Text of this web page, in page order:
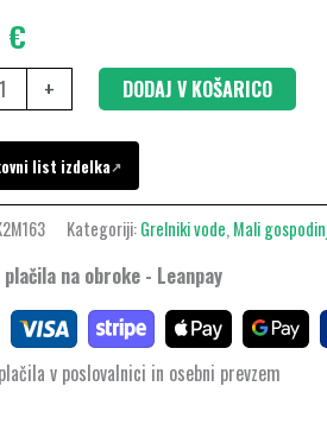
€
+ DODAJ V KOŠARICO
list izdelka↗
Kategoriji:Grelniki vode,Mali
na obroke - Leanpay
v poslovalnici in osebni prevzem